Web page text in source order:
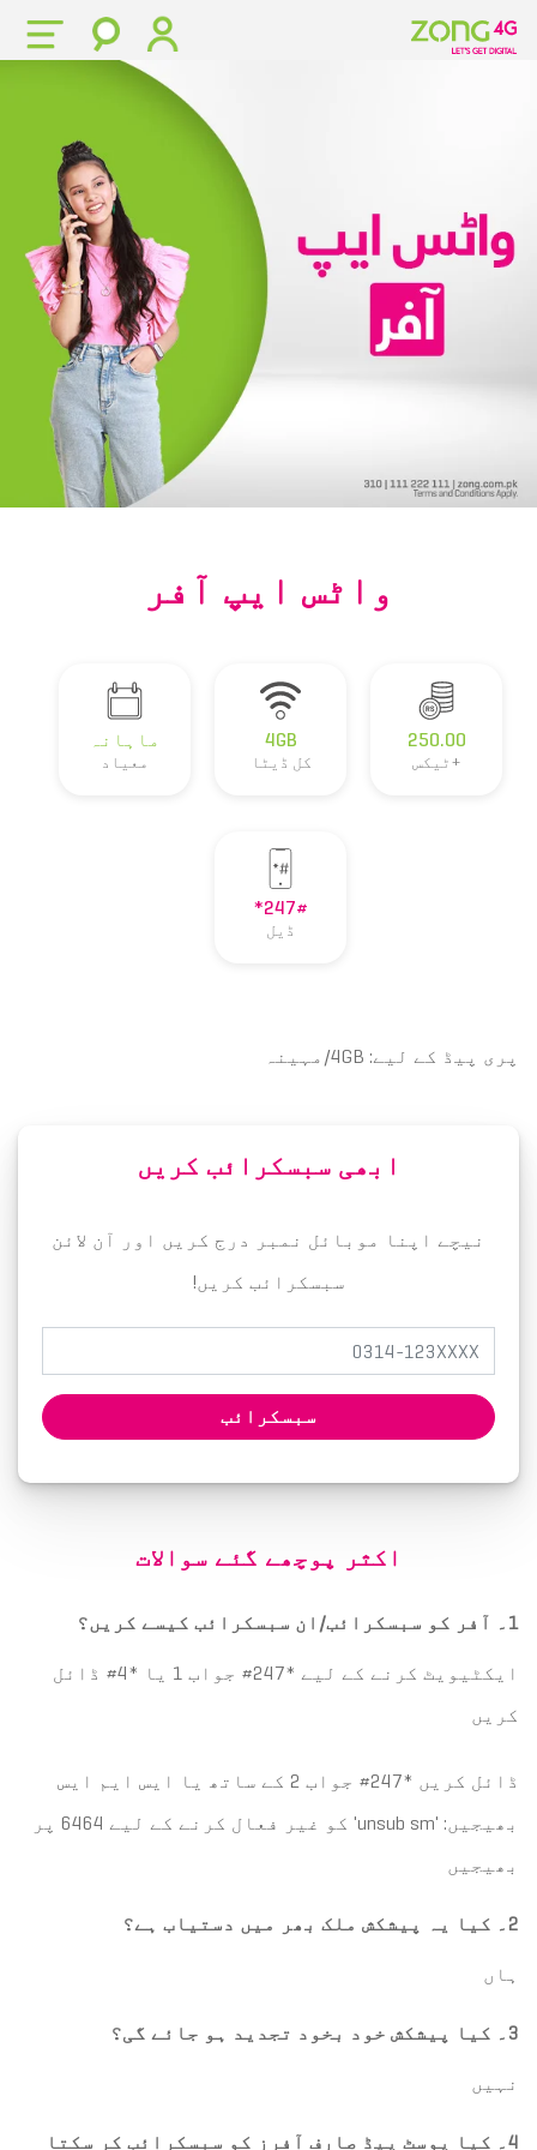
واٹس ایپ آفر
250.00
+ٹیکس
4GB
کل ڈیٹا
ماہانہ
معیاد
*247#
ڈیل
پری پیڈ کے لیے: 4GB/مہینہ
ابھی سبسکرائب کریں
نیچے اپنا موبائل نمبر درج کریں اور آن لائن
سبسکرائب کریں!
سبسکرائب
اکثر پوچھے گئے سوالات
1۔ آفر کو سبسکرائب/ان سبسکرائب کیسے کریں؟
ایکٹیویٹ کرنے کے لیے *247# جواب 1 یا *4# ڈائل
کریں
ڈائل کریں *247# جواب 2 کے ساتھ یا ایس ایم ایس
بھیجیں: 'unsub sm' کو غیر فعال کرنے کے لیے 6464 پر
بھیجیں
2۔ کیا یہ پیشکش ملک بھر میں دستیاب ہے؟
ہاں
3۔ کیا پیشکش خود بخود تجدید ہو جائے گی؟
نہیں
4۔ کیا پوسٹ پیڈ صارف آفرز کو سبسکرائب کر سکتا